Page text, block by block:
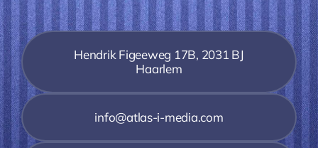
Hendrik Figeeweg 17B, 2031 BJ
Haarlem
info@atlas-i-media.com